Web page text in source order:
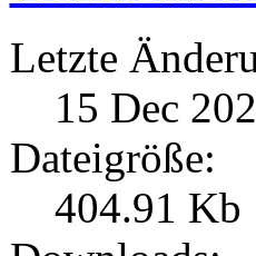
Letzte
15 Dec
Dateigröße:
404.91 Kb